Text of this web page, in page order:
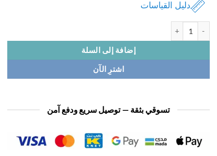
دليل القياسات
إضافة إلى السلة
اشترِ الآن
تسوقي بثقة — توصيل سريع ودفع آمن